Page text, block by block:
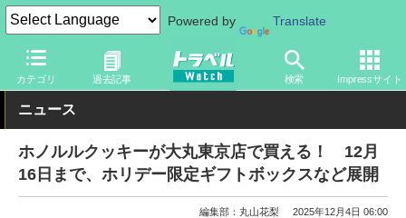
Powered by Translate
カテゴリ 過去記事 検索 Impressサイト
トラベル Watch 旅の情報 目的 お土産・特産品
ニュース
ホノルルクッキーが大丸東京店で買える！ 12月
16日まで、ホリデー限定ギフトボックスなど展開
編集部：丸山花梨 2025年12月4日 06:00